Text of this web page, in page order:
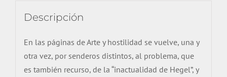
Descripción
En las páginas de Arte y hostilidad se vuelve, una y
otra vez, por senderos distintos, al problema, que
es también recurso, de la “inactualidad de Hegel”, y